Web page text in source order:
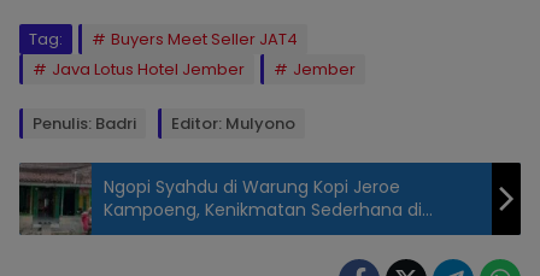
Tag:
Buyers Meet Seller JAT4
Java Lotus Hotel Jember
Jember
Penulis: Badri Editor: Mulyono
Ngopi Syahdu di Warung Kopi Jeroe
Kampoeng, Kenikmatan Sederhana di
Tengah Ketenangan